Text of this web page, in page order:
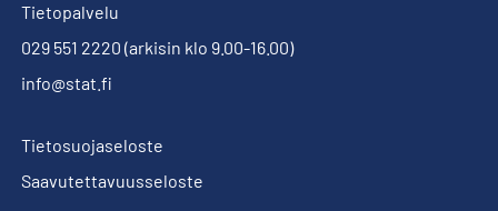
Tietopalvelu
029 551 2220 (arkisin klo 9.00-16.00)
info@stat.fi
Tietosuojaseloste
Saavutettavuusseloste